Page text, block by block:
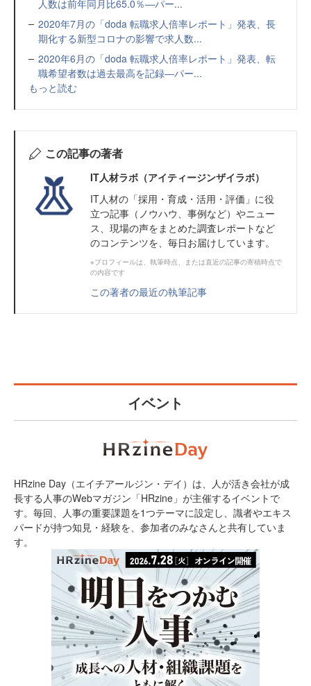
人数は前年同月比65.0％―パー...
2020年7月の「doda 転職求人倍率レポート」発表、長
期化する新型コロナの影響で求人数...
2020年6月の「doda 転職求人倍率レポート」発表、転
職希望者数は過去最高を記録―パー...
もっと読む
この記事の著者
IT人材ラボ（アイティージンザイラボ）
IT⼈材の「採⽤・育成・活⽤・評価」に役
⽴つ記事（ノウハウ、事例など）やニュー
ス、現場の声をまとめた調査レポートなど
のコンテンツを、毎日お届けしています。
※プロフィールは、執筆時点、または直近の記事の寄稿時点で
の内容です
この著者の最近の執筆記事
イベント
HRzine Day（エイチアールジン・デイ）は、人が活き会社が成
長する人事のWebマガジン「HRzine」が主催するイベントで
す。毎回、人事の重要課題を1つテーマに設定し、識者やエキス
パードが持つ知見・経験を、参加者のみなさんと共有していま
す。